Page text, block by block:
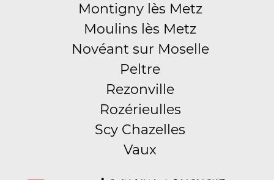
Montigny lès Metz
Moulins lès Metz
Novéant sur Moselle
Peltre
Rezonville
Rozérieulles
Scy Chazelles
Vaux